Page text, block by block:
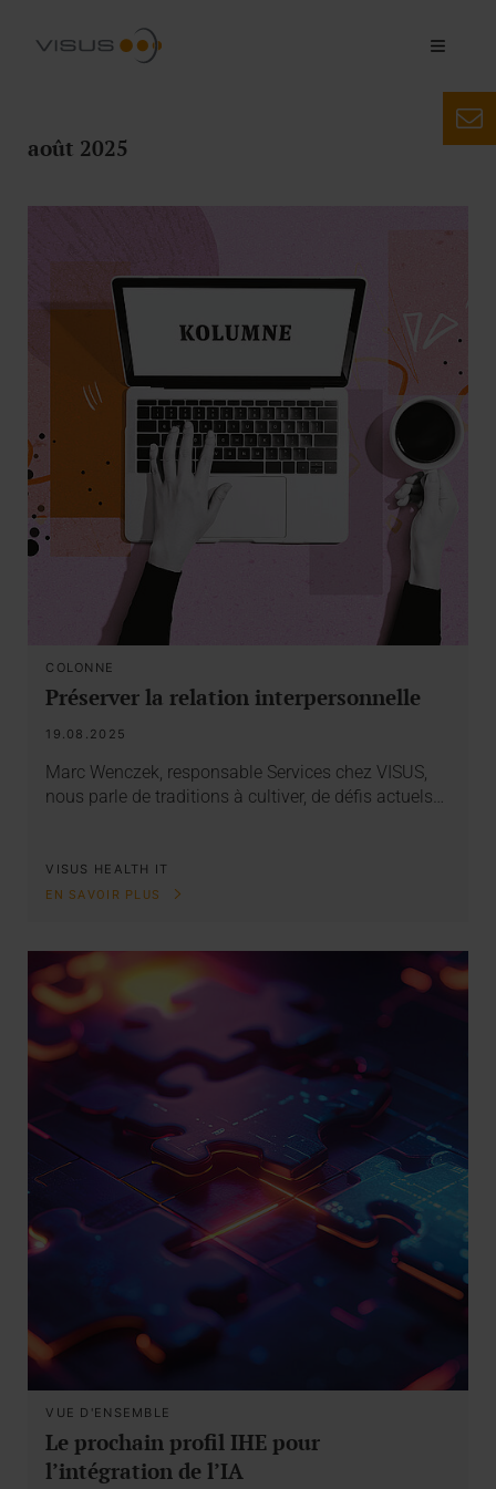
août 2025
COLONNE
Préserver la relation interpersonnelle
19.08.2025
Marc Wenczek, responsable Services chez VISUS,
nous parle de traditions à cultiver, de défis actuels…
VISUS HEALTH IT
EN SAVOIR PLUS
VUE D'ENSEMBLE
Le prochain profil IHE pour
l’intégration de l’IA